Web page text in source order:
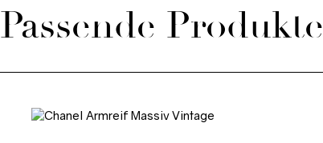
Passende Produkte